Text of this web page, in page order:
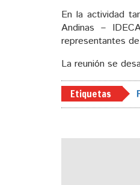
En la actividad
Andinas –
representantes
La reunión se
Etiquetas